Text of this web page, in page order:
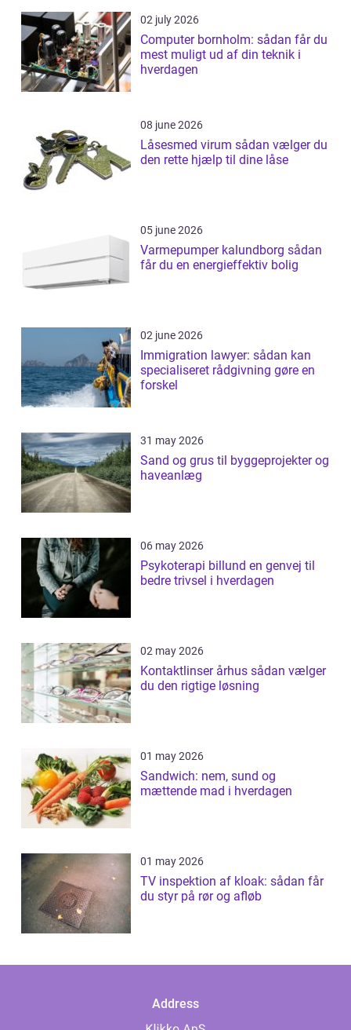
02 july 2026
Computer bornholm: sådan får du
mest muligt ud af din teknik i
hverdagen
08 june 2026
Låsesmed virum sådan vælger du
den rette hjælp til dine låse
05 june 2026
Varmepumper kalundborg sådan
får du en energieffektiv bolig
02 june 2026
Immigration lawyer: sådan kan
specialiseret rådgivning gøre en
forskel
31 may 2026
Sand og grus til byggeprojekter og
haveanlæg
06 may 2026
Psykoterapi billund en genvej til
bedre trivsel i hverdagen
02 may 2026
Kontaktlinser århus sådan vælger
du den rigtige løsning
01 may 2026
Sandwich: nem, sund og
mættende mad i hverdagen
01 may 2026
TV inspektion af kloak: sådan får
du styr på rør og afløb
Address